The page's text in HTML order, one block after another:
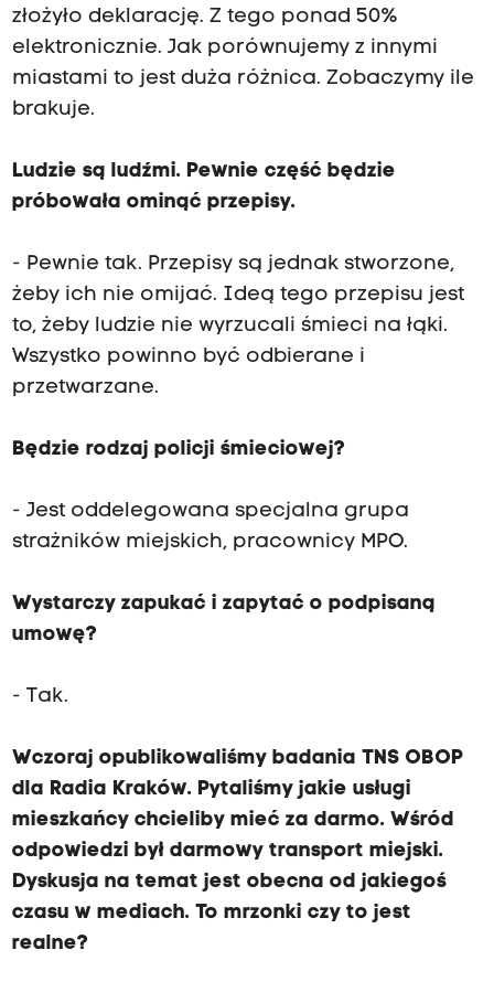
złożyło deklarację. Z tego ponad 50%
elektronicznie. Jak porównujemy z innymi
miastami to jest duża różnica. Zobaczymy ile
brakuje.
Ludzie są ludźmi. Pewnie część będzie
próbowała ominąć przepisy.
- Pewnie tak. Przepisy są jednak stworzone,
żeby ich nie omijać. Ideą tego przepisu jest
to, żeby ludzie nie wyrzucali śmieci na łąki.
Wszystko powinno być odbierane i
przetwarzane.
Będzie rodzaj policji śmieciowej?
- Jest oddelegowana specjalna grupa
strażników miejskich, pracownicy MPO.
Wystarczy zapukać i zapytać o podpisaną
umowę?
- Tak.
Wczoraj opublikowaliśmy badania TNS OBOP
dla Radia Kraków. Pytaliśmy jakie usługi
mieszkańcy chcieliby mieć za darmo. Wśród
odpowiedzi był darmowy transport miejski.
Dyskusja na temat jest obecna od jakiegoś
czasu w mediach. To mrzonki czy to jest
realne?